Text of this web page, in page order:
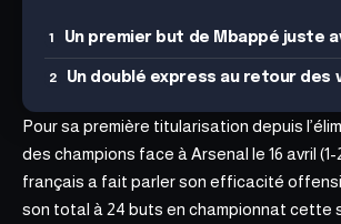
Un premier but de Mbappé juste
Un doublé express au retour des
Pour sa première titularisation depuis
des champions face à Arsenal le 16 avril
français a fait parler son efficacité
son total à 24 buts en championnat cette